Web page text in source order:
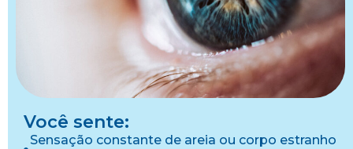
Você sente:
Sensação constante de areia ou corpo estranho